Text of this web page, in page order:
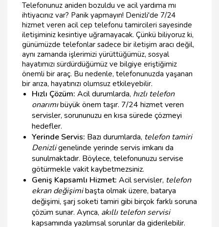
Telefonunuz aniden bozuldu ve acil yardıma mı
ihtiyacınız var? Panik yapmayın! Denizli'de 7/24
hizmet veren acil cep telefonu tamircileri sayesinde
iletişiminiz kesintiye uğramayacak. Çünkü biliyoruz ki,
günümüzde telefonlar sadece bir iletişim aracı değil,
aynı zamanda işlerimizi yürüttüğümüz, sosyal
hayatımızı sürdürdüğümüz ve bilgiye eriştiğimiz
önemli bir araç. Bu nedenle, telefonunuzda yaşanan
bir arıza, hayatınızı olumsuz etkileyebilir.
Hızlı Çözüm: Acil durumlarda, hızlı telefon
onarımıbüyük önem taşır. 7/24 hizmet veren
servisler, sorununuzu en kısa sürede çözmeyi
hedefler.
Yerinde Servis: Bazı durumlarda, telefon tamiri
Denizligenelinde yerinde servis imkanı da
sunulmaktadır. Böylece, telefonunuzu servise
götürmekle vakit kaybetmezsiniz.
Geniş Kapsamlı Hizmet: Acil servisler, telefon
ekran değişimibaşta olmak üzere, batarya
değişimi, şarj soketi tamiri gibi birçok farklı soruna
çözüm sunar. Ayrıca, akıllı telefon servisi
kapsamında yazılımsal sorunlar da giderilebilir.